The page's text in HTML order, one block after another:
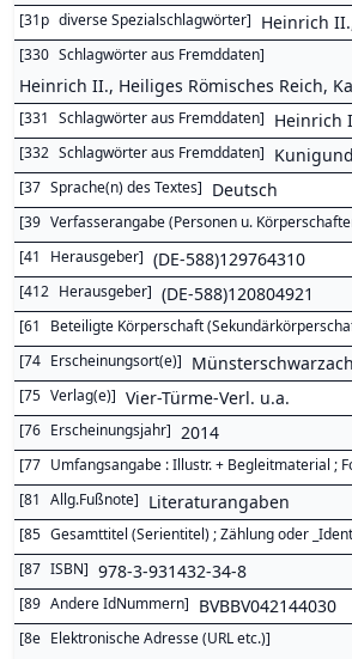
[31p diverse Spezialschlagwörter] Heinrich
[330 Schlagwörter aus Fremddaten]
Heinrich II., Heiliges Römisches Reich,
[331 Schlagwörter aus Fremddaten] Heinrich
[332 Schlagwörter aus Fremddaten]
[37 Sprache(n) des Textes] Deutsch
[39 Verfasserangabe (Personen u.
[41 Herausgeber] (DE-588)129764310
[412 Herausgeber] (DE-588)120804921
[61 Beteiligte Körperschaft
[74 Erscheinungsort(e)] Münsterschwarzach
[75 Verlag(e)] Vier-Türme-Verl. u.a.
[76 Erscheinungsjahr] 2014
[77 Umfangsangabe : Illustr. + Begleitmaterial ;
[81 Allg.Fußnote] Literaturangaben
[85 Gesamttitel (Serientitel) ; Zählung oder
[87 ISBN] 978-3-931432-34-8
[89 Andere IdNummern] BVBBV042144030
[8e Elektronische Adresse (URL etc.)]